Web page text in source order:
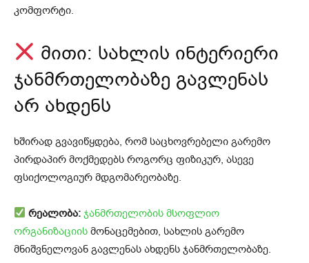
კომფორტი.
მითი: სახლის ინტერიერი
ჯანმრთელობაზე გავლენას
არ ახდენს
ხშირად გვავიწყდება, რომ საცხოვრებელი გარემო
პირდაპირ მოქმედებს როგორც ფიზიკურ, ასევე
ფსიქოლოგიურ მდგომარეობაზე.
რეალობა: ჯანმრთელობის მსოფლიო
ორგანიზაციის მონაცემებით, სახლის გარემო
მნიშვნელოვან გავლენას ახდენს ჯანმრთელობაზე.